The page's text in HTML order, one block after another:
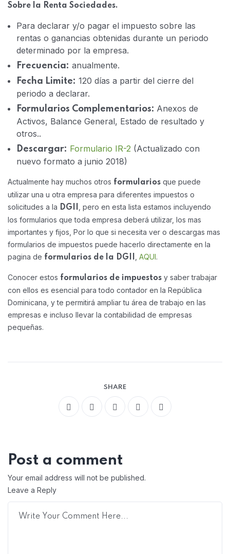
Sobre la Renta Sociedades.
Para declarar y/o pagar el impuesto sobre las
rentas o ganancias obtenidas durante un periodo
determinado por la empresa.
Frecuencia: anualmente.
Fecha Limite: 120 días a partir del cierre del
periodo a declarar.
Formularios Complementarios: Anexos de
Activos, Balance General, Estado de resultado y
otros..
Descargar: Formulario IR-2 (Actualizado con
nuevo formato a junio 2018)
Actualmente hay muchos otros formularios que puede
utilizar una u otra empresa para diferentes impuestos o
solicitudes a la DGII
, pero en esta lista estamos incluyendo
los formularios que toda empresa deberá utilizar, los mas
importantes y fijos, Por lo que si necesita ver o descargas mas
formularios de impuestos puede hacerlo directamente en la
pagina de formularios de la DGII AQUI.
Conocer estos formularios de impuestos y saber trabajar
con ellos es esencial para todo contador en la República
Dominicana, y te permitirá ampliar tu área de trabajo en las
empresas e incluso llevar la contabilidad de empresas
pequeñas.
SHARE
Post a comment
Your email address will not be published.
Leave a Reply